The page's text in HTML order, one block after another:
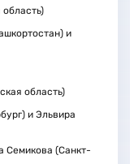
и
область)
и Эльвира
Семикова (Санкт-